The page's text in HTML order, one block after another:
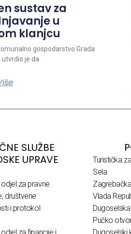
sustav za
u
klanjcu
gospodarstvo Grada
utvrdio je da
SLUŽBE
UPRAVE
odjel za pravne
društvene
i protokol
Turistička
Sela
Vlada
Pučko